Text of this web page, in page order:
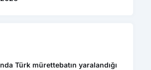
Türk mürettebatın yaralandığı